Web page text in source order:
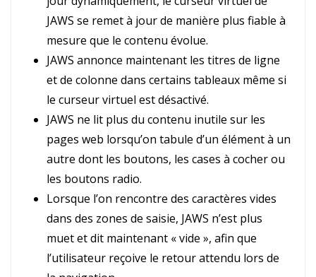
JAWS se remet à jour de manière plus fiable à
mesure que le contenu évolue.
JAWS annonce maintenant les titres de ligne
et de colonne dans certains tableaux même si
le curseur virtuel est désactivé.
JAWS ne lit plus du contenu inutile sur les
pages web lorsqu’on tabule d’un élément à un
autre dont les boutons, les cases à cocher ou
les boutons radio.
Lorsque l’on rencontre des caractères vides
dans des zones de saisie, JAWS n’est plus
muet et dit maintenant « vide », afin que
l’utilisateur reçoive le retour attendu lors de